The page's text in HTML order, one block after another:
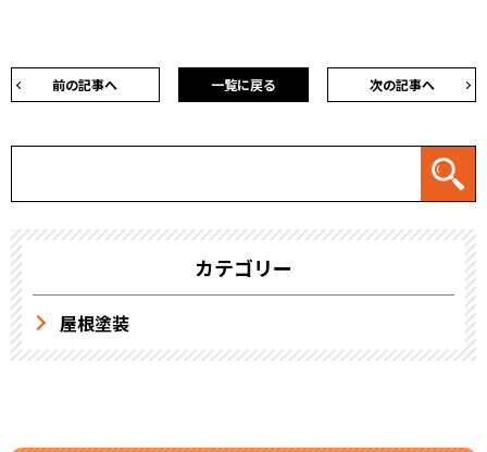
前の記事へ 次の記事へ
一覧に戻る
カテゴリー
屋根塗装